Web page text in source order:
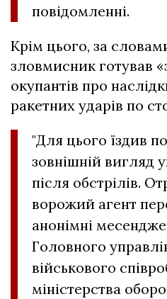
повідомленні.
Крім цього, за
зловмисник готував
окупантів про
ракетних ударів по
"Для цього їздив
зовнішній вигляд
після обстрілів.
ворожий агент
анонімні
Головного
військового
міністерства